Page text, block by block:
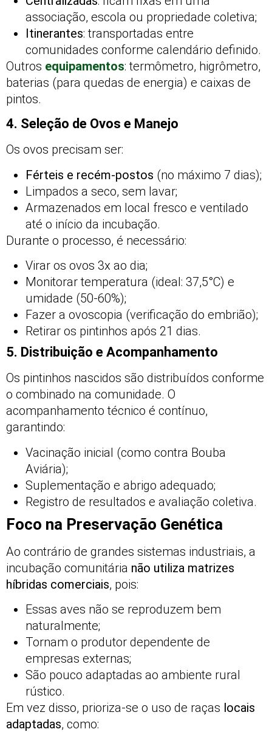
associação, escola ou propriedade coletiva;
Itinerantes: transportadas entre
comunidades conforme calendário definido.
Outros equipamentos: termômetro, higrômetro,
baterias (para quedas de energia) e caixas de
pintos.
4. Seleção de Ovos e Manejo
Os ovos precisam ser:
Férteis e recém-postos (no máximo 7 dias);
Limpados a seco, sem lavar;
Armazenados em local fresco e ventilado
até o início da incubação.
Durante o processo, é necessário:
Virar os ovos 3x ao dia;
Monitorar temperatura (ideal: 37,5°C) e
umidade (50-60%);
Fazer a ovoscopia (verificação do embrião);
Retirar os pintinhos após 21 dias.
5. Distribuição e Acompanhamento
Os pintinhos nascidos são distribuídos conforme
o combinado na comunidade. O
acompanhamento técnico é contínuo,
garantindo:
Vacinação inicial (como contra Bouba
Aviária);
Suplementação e abrigo adequado;
Registro de resultados e avaliação coletiva.
Foco na Preservação Genética
Ao contrário de grandes sistemas industriais, a
incubação comunitária não utiliza matrizes
híbridas comerciais, pois:
Essas aves não se reproduzem bem
naturalmente;
Tornam o produtor dependente de
empresas externas;
São pouco adaptadas ao ambiente rural
rústico.
Em vez disso, prioriza-se o uso de raças locais
adaptadas, como: